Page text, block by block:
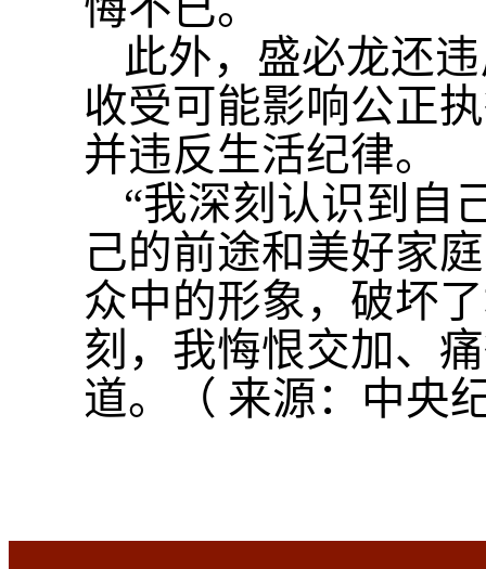
此外，盛必龙还
收受可能影响公正
并违反生活纪律。
“我深刻认识到自
己的前途和美好家
众中的形象，破坏
刻，我悔恨交加、
道。
（ 来源：中央